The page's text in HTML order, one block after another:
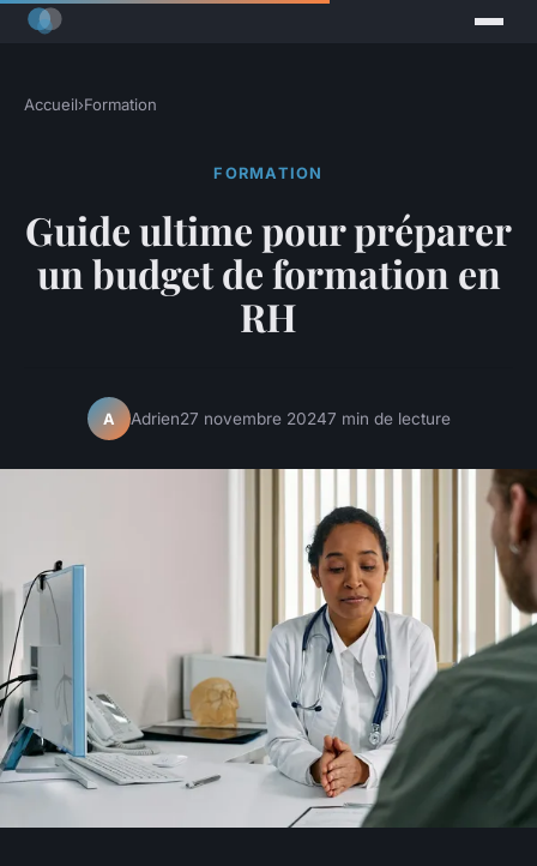
Accueil›Formation
FORMATION
Guide ultime pour préparer
un budget de formation en
RH
A Adrien27 novembre 20247 min de lecture